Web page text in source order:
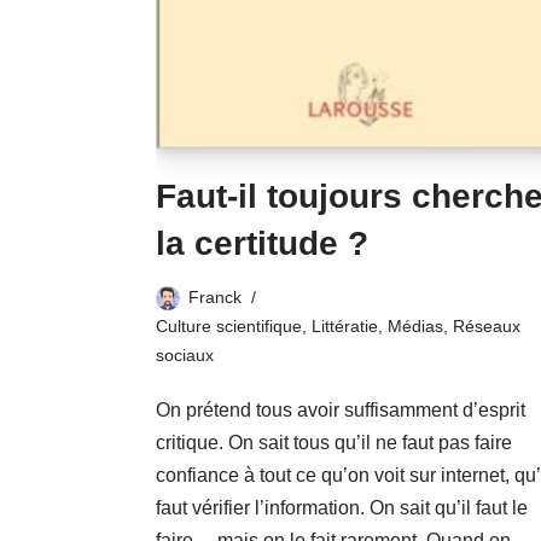
Faut-il toujours
la certitude ?
Franck
Culture scientifique Littératie Médias Réseaux
sociaux
On prétend tous avoir suffisamment d’esprit
critique. On sait tous qu’il ne faut pas faire
confiance à tout ce qu’on voit sur internet,
faut vérifier l’information. On sait qu’il faut le